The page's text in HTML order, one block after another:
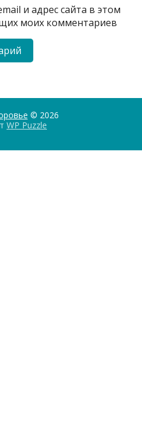
и адрес сайта в этом
моих комментариев
© 2026
WP Puzzle